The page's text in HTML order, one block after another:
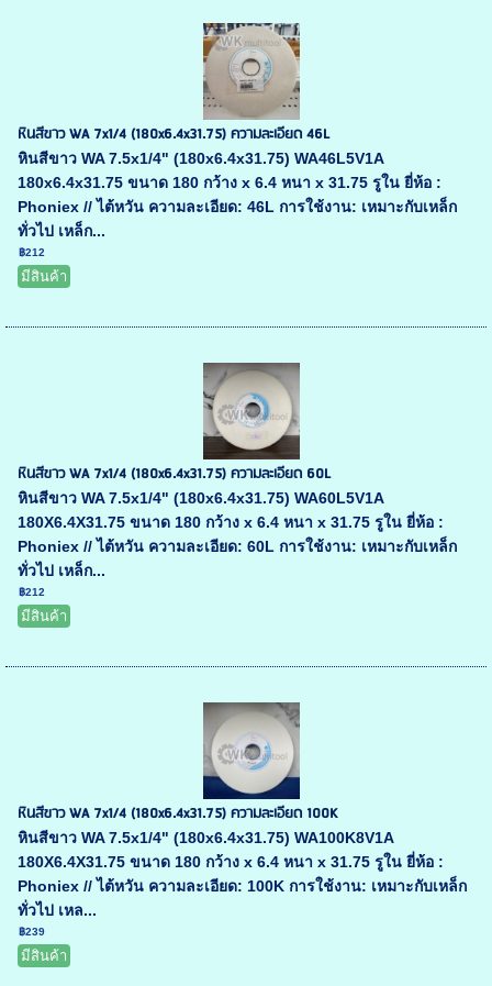
หินสีขาว WA 7x1/4 (180x6.4x31.75) ความละเอียด 46L
หินสีขาว WA 7.5x1/4" (180x6.4x31.75) WA46L5V1A
180x6.4x31.75 ขนาด 180 กว้าง x 6.4 หนา x 31.75 รูใน ยี่ห้อ :
Phoniex // ไต้หวัน ความละเอียด: 46L การใช้งาน: เหมาะกับเหล็ก
ทั่วไป เหล็ก...
฿212
มีสินค้า
หินสีขาว WA 7x1/4 (180x6.4x31.75) ความละเอียด 60L
หินสีขาว WA 7.5x1/4" (180x6.4x31.75) WA60L5V1A
180X6.4X31.75 ขนาด 180 กว้าง x 6.4 หนา x 31.75 รูใน ยี่ห้อ :
Phoniex // ไต้หวัน ความละเอียด: 60L การใช้งาน: เหมาะกับเหล็ก
ทั่วไป เหล็ก...
฿212
มีสินค้า
หินสีขาว WA 7x1/4 (180x6.4x31.75) ความละเอียด 100K
หินสีขาว WA 7.5x1/4" (180x6.4x31.75) WA100K8V1A
180X6.4X31.75 ขนาด 180 กว้าง x 6.4 หนา x 31.75 รูใน ยี่ห้อ :
Phoniex // ไต้หวัน ความละเอียด: 100K การใช้งาน: เหมาะกับเหล็ก
ทั่วไป เหล...
฿239
มีสินค้า